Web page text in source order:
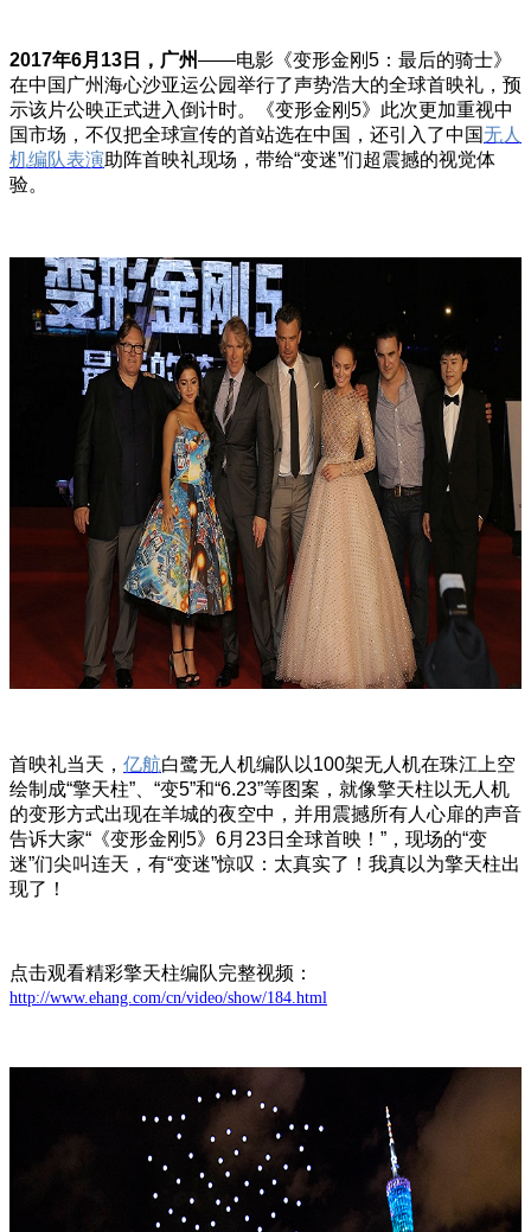
2017年6月13日，广州——电影《变形金刚5：最后的骑士》
在中国广州海心沙亚运公园举行了声势浩大的全球首映礼，预
示该片公映正式进入倒计时。《变形金刚5》此次更加重视中
国市场，不仅把全球宣传的首站选在中国，还引入了中国无人
机编队表演助阵首映礼现场，带给“变迷”们超震撼的视觉体
验。
首映礼当天， 亿航白鹭无人机编队以100架无人机在珠江上空
绘制成“擎天柱”、“变5”和“6.23”等图案，就像擎天柱以无人机
的变形方式出现在羊城的夜空中，并用震撼所有人心扉的声音
告诉大家“《变形金刚5》6月23日全球首映！”，现场的“变
迷”们尖叫连天，有“变迷”惊叹：太真实了！我真以为擎天柱出
现了！
点击观看精彩擎天柱编队完整视频：
http://www.ehang.com/cn/video/show/184.html